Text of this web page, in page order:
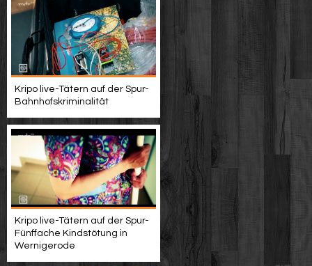
Kripo live-Tätern auf der Spur-
Bahnhofskriminalität
Kripo live-Tätern auf der Spur-
Fünffache Kindstötung in
Wernigerode